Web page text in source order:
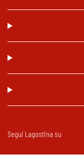
Segui Lagostina su